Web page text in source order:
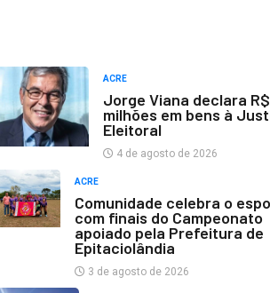
ACRE
Jorge Viana declara
milhões em bens à
Eleitoral
4 de agosto de 2026
ACRE
Comunidade celebra o
com finais do Campeonato
apoiado pela Prefeitura de
Epitaciolândia
3 de agosto de 2026